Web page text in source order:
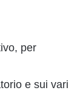
per
e sui vari